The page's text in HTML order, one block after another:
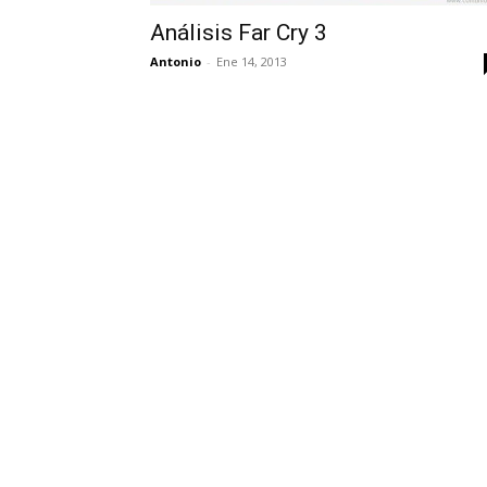
Análisis Far Cry 3
Antonio - Ene 14, 2013